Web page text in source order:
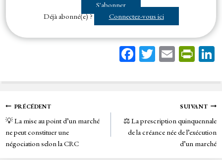
S'abonner
Déjà abonné(e) ?
Connectez-vous ici
Fa
bo
T
tt
E
ail
Pr
tF
rie
n
dl
y
Navigation
de
l’article
PRÉCÉDENT
💡 La mise au point d’un marché
ne peut constituer une
négociation selon la CRC
SUIVANT
⚖️ La prescription quinquennale
de la créance née de l’exécution
d’un marché